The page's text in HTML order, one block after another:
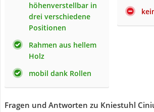
höhenverstellbar in
drei verschiedene
Positionen
Rahmen aus hellem
Holz
mobil dank Rollen
Fragen und Antworten zu Kniestuhl